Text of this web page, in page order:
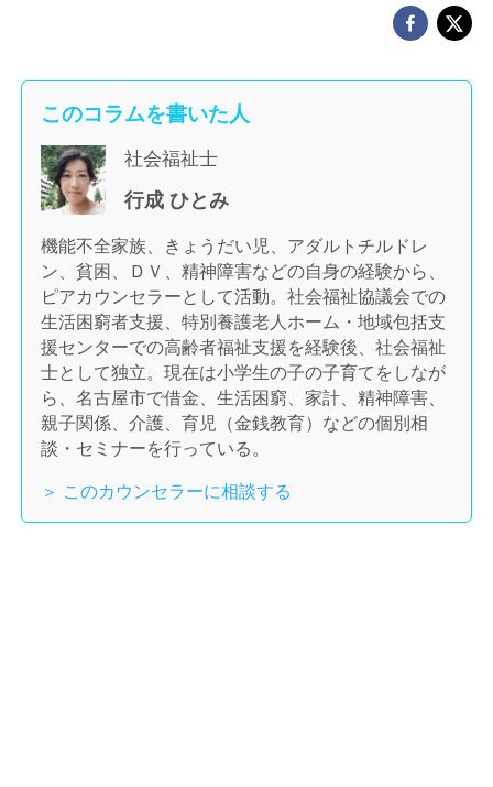
このコラムを書いた人
社会福祉士
行成 ひとみ
機能不全家族、きょうだい児、アダルトチルドレ
ン、貧困、ＤＶ、精神障害などの自身の経験から、
ピアカウンセラーとして活動。社会福祉協議会での
生活困窮者支援、特別養護老人ホーム・地域包括支
援センターでの高齢者福祉支援を経験後、社会福祉
士として独立。現在は小学生の子の子育てをしなが
ら、名古屋市で借金、生活困窮、家計、精神障害、
親子関係、介護、育児（金銭教育）などの個別相
談・セミナーを行っている。
＞ このカウンセラーに相談する